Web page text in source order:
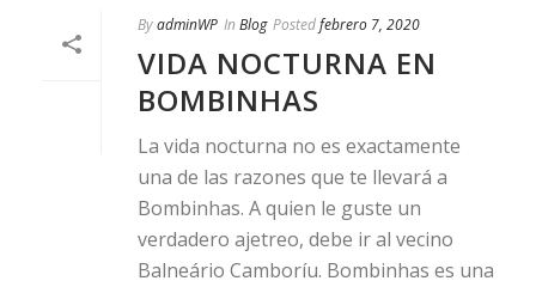
ByadminWP In Blog Postedfebrero 7, 2020
VIDA NOCTURNA EN
BOMBINHAS
La vida nocturna no es exactamente
una de las razones que te llevará a
Bombinhas. A quien le guste un
verdadero ajetreo, debe ir al vecino
Balneário Camboríu. Bombinhas es una